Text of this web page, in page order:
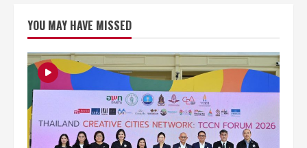
กวาด
5
รางวัล
“Zoomdara
Awards
&
Showcase
2020”
YOU MAY HAVE MISSED